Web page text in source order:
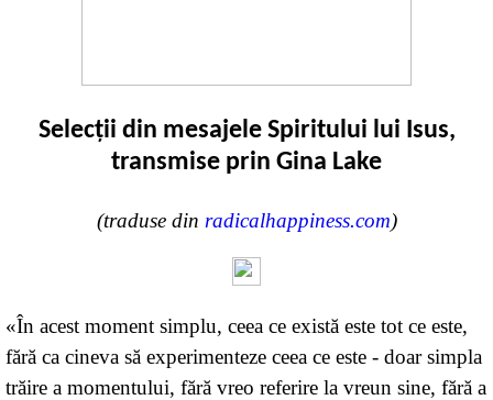
Selecţii din mesajele Spiritului lui Isus,
transmise prin Gina Lake
(traduse din radicalhappiness.com)
«În acest moment simplu, ceea ce există este tot ce este,
fără ca cineva să experimenteze ceea ce este - doar simpla
trăire a momentului, fără vreo referire la vreun sine, fără a